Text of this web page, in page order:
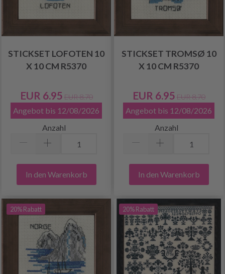
STICKSET LOFOTEN 10
X 10 CM R5370
EUR 6.95 EUR 8.70
Angebot bis 12/08/2026
Anzahl
In den Warenkorb
STICKSET TROMSØ 10
X 10 CM R5370
EUR 6.95 EUR 8.70
Angebot bis 12/08/2026
Anzahl
In den Warenkorb
20% Rabatt 20% Rabatt